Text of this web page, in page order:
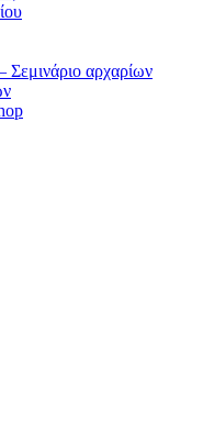
αρχαρίων